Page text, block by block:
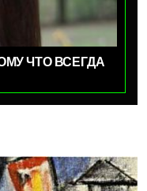
ЧТО ВСЕГДА